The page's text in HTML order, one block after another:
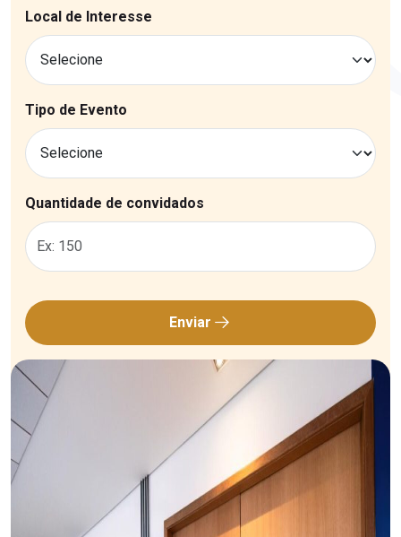
Local de Interesse
Tipo de Evento
Quantidade de convidados
Enviar